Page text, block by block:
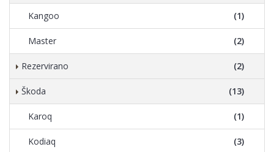
Kangoo (1)
Master (2)
Rezervirano (2)
Škoda (13)
Karoq (1)
Kodiaq (3)